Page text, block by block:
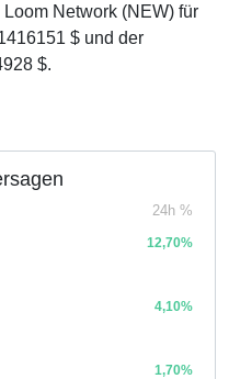
Network (NEW) für
$ und der
$.
24h %
12,70%
4,10%
1,70%